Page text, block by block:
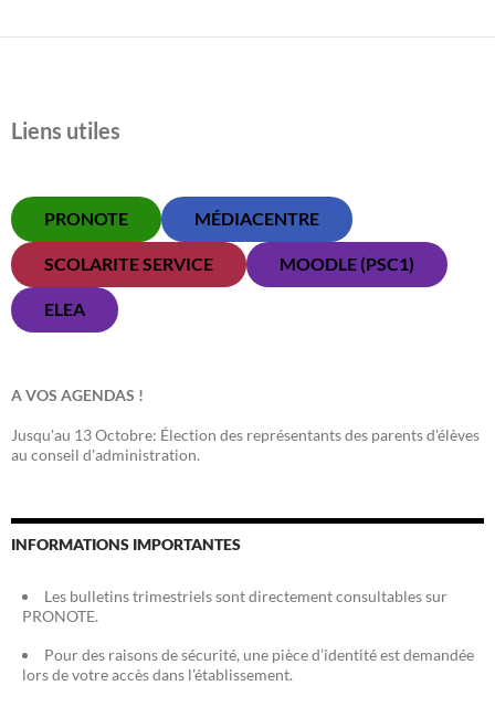
Liens utiles
PRONOTE MÉDIACENTRE
SCOLARITE SERVICE MOODLE (PSC1)
ELEA
A VOS AGENDAS !
Jusqu'au 13 Octobre: Élection des représentants des parents d'élèves
au conseil d'administration.
INFORMATIONS IMPORTANTES
Les bulletins trimestriels sont directement consultables sur
PRONOTE.
Pour des raisons de sécurité, une pièce d’identité est demandée
lors de votre accès dans l’établissement.